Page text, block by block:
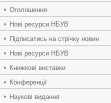
Оголошення
Нові ресурси НБУВ
Підписатись на стрічку новин
Нові ресурси НБУВ
Книжкові виставки
Конференції
Наукові видання